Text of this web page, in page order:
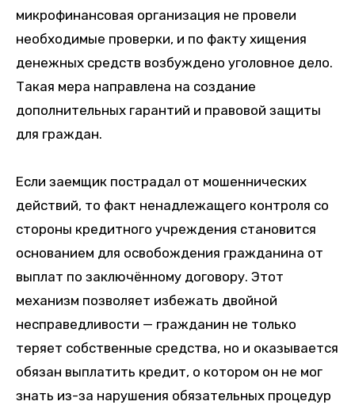
микрофинансовая организация не провели
необходимые проверки, и по факту хищения
денежных средств возбуждено уголовное дело.
Такая мера направлена на создание
дополнительных гарантий и правовой защиты
для граждан.
Если заемщик пострадал от мошеннических
действий, то факт ненадлежащего контроля со
стороны кредитного учреждения становится
основанием для освобождения гражданина от
выплат по заключённому договору. Этот
механизм позволяет избежать двойной
несправедливости — гражданин не только
теряет собственные средства, но и оказывается
обязан выплатить кредит, о котором он не мог
знать из-за нарушения обязательных процедур